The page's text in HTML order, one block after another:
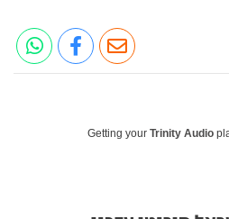
Getting your Trinity Audio